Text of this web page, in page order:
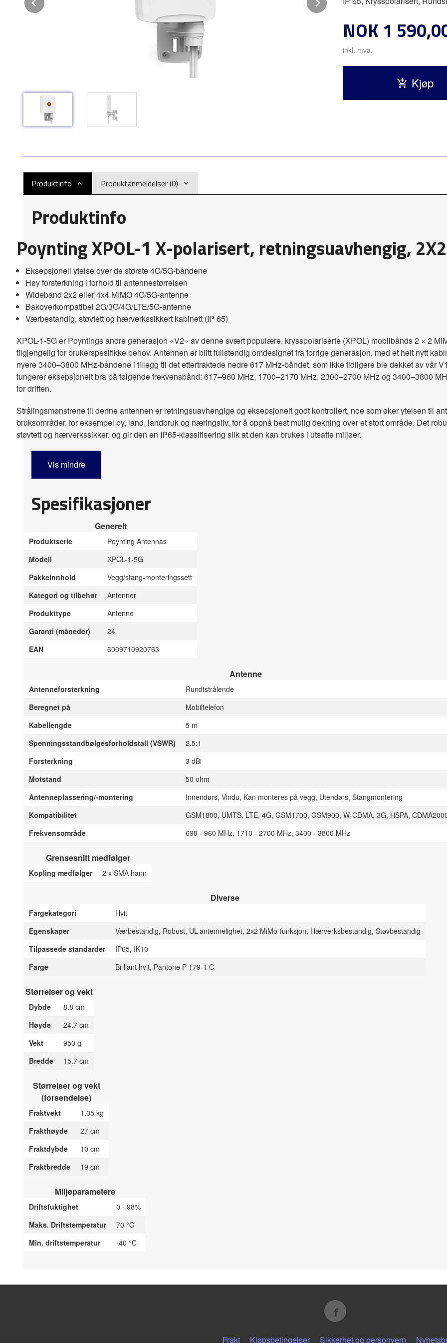
Pris
NOK 1
inkl. mva.
Kjøp
Produktinfo Produktanmeldelser (0)
Produktinfo
Poynting XPOL-1 X-polarisert, retningsuavhengig,
Eksepsjonell ytelse over de største 4G/5G-båndene
Høy forsterkning i forhold til antennestørrelsen
Wideband 2x2 eller 4x4 MIMO 4G/5G-antenne
Bakoverkompatibel 2G/3G/4G/LTE/5G-antenne
Værbestandig, støvtett og hærverkssikkert kabinett (IP 65)
XPOL-1-5G er Poyntings andre generasjon «V2» av denne svært populære, krysspolariserte (XPOL) mobilbånds 2 × 2
tilgjengelig for brukerspesifikke behov. Antennen er blitt fullstendig omdesignet fra forrige generasjon, med et helt nytt
nyere 3400–3800 MHz-båndene i tillegg til det ettertraktede nedre 617 MHz-båndet, som ikke tidligere ble dekket av vår
fungerer eksepsjonelt bra på følgende frekvensbånd: 617–960 MHz, 1700–2170 MHz, 2300–2700 MHz og 3400–3800
for driften.
Strålingsmønstrene til denne antennen er retningsuavhengige og eksepsjonelt godt kontrollert, noe som øker ytelsen til
bruksområder, for eksempel by, land, landbruk og næringsliv, for å oppnå best mulig dekning over et stort område. Det
støvtett og hærverkssikker, og gir den en IP65-klassifisering slik at den kan brukes i utsatte miljøer.
Vis mindre
Spesifikasjoner
Generelt
Produktserie
Poynting Antennas
Modell
XPOL-1-5G
Pakkeinnhold
Vegg/stang-monteringssett
Kategori og tilbehør
Antenner
Produkttype
Antenne
Garanti (måneder)
24
EAN
6009710920763
Antenne
Antenneforsterkning
Rundtstrålende
Beregnet på
Mobiltelefon
Kabellengde
5 m
Spenningsstandbølgesforholdstall (VSWR)
2.5:1
Forsterkning
3 dBi
Motstand
50 ohm
Antenneplassering/-montering
Innendørs, Vindu, Kan monteres på vegg, Utendørs, Stangmontering
Kompatibilitet
GSM1800, UMTS, LTE, 4G, GSM1700, GSM900, W-CDMA, 3G, HSPA,
Frekvensområde
698 - 960 MHz, 1710 - 2700 MHz, 3400 - 3800 MHz
Grensesnitt medfølger
Kopling medfølger 2 x SMA hann
Diverse
Fargekategori
Hvit
Egenskaper
Værbestandig, Robust, UL-antennelighet, 2x2 MiMo-funksjon, Hærverksbestandig, Støvbestandig
Tilpassede standarder
IP65, IK10
Farge
Briljant hvit, Pantone P 179-1 C
Størrelser og vekt
Dybde
8.8 cm
Høyde
24.7 cm
Vekt
950 g
Bredde
15.7 cm
Størrelser og vekt
(forsendelse)
Fraktvekt
1.05 kg
Frakthøyde
27 cm
Fraktdybde
10 cm
Fraktbredde
19 cm
Miljøparametere
Driftsfuktighet
0 - 98%
Maks. Driftstemperatur
70 °C
Min. driftstemperatur
-40 °C
Frakt Kjøpsbetingelser Sikkerhet og personvern